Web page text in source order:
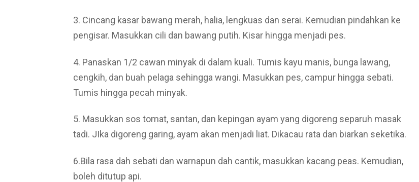
3. Cincang kasar bawang merah, halia, lengkuas dan serai. Kemudian pindahkan ke
pengisar. Masukkan cili dan bawang putih. Kisar hingga menjadi pes.
4. Panaskan 1/2 cawan minyak di dalam kuali. Tumis kayu manis, bunga lawang,
cengkih, dan buah pelaga sehingga wangi. Masukkan pes, campur hingga sebati.
Tumis hingga pecah minyak.
5. Masukkan sos tomat, santan, dan kepingan ayam yang digoreng separuh masak
tadi. JIka digoreng garing, ayam akan menjadi liat. Dikacau rata dan biarkan seketika.
6.Bila rasa dah sebati dan warnapun dah cantik, masukkan kacang peas. Kemudian,
boleh ditutup api.